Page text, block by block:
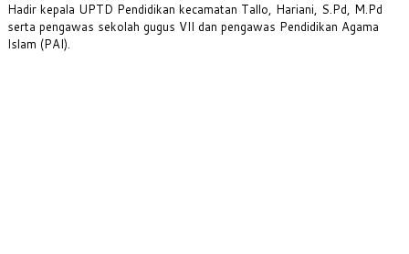
Hadir kepala UPTD Pendidikan kecamatan Tallo, Hariani, S.Pd, M.Pd
serta pengawas sekolah gugus VII dan pengawas Pendidikan Agama
Islam (PAI).